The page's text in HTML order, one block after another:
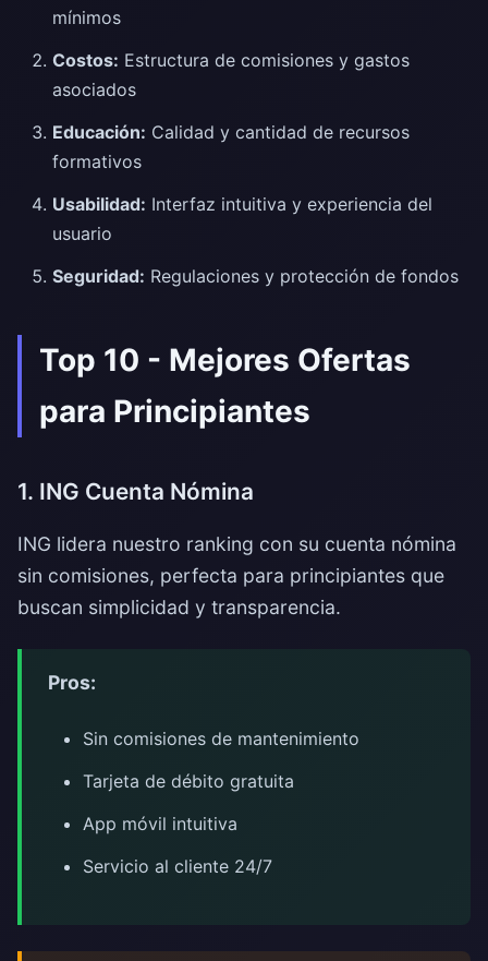
mínimos
Costos: Estructura de comisiones y gastos
asociados
Educación: Calidad y cantidad de recursos
formativos
Usabilidad: Interfaz intuitiva y experiencia del
usuario
Seguridad: Regulaciones y protección de fondos
Top 10 - Mejores Ofertas
para Principiantes
1. ING Cuenta Nómina
ING lidera nuestro ranking con su cuenta nómina
sin comisiones, perfecta para principiantes que
buscan simplicidad y transparencia.
Pros:
Sin comisiones de mantenimiento
Tarjeta de débito gratuita
App móvil intuitiva
Servicio al cliente 24/7